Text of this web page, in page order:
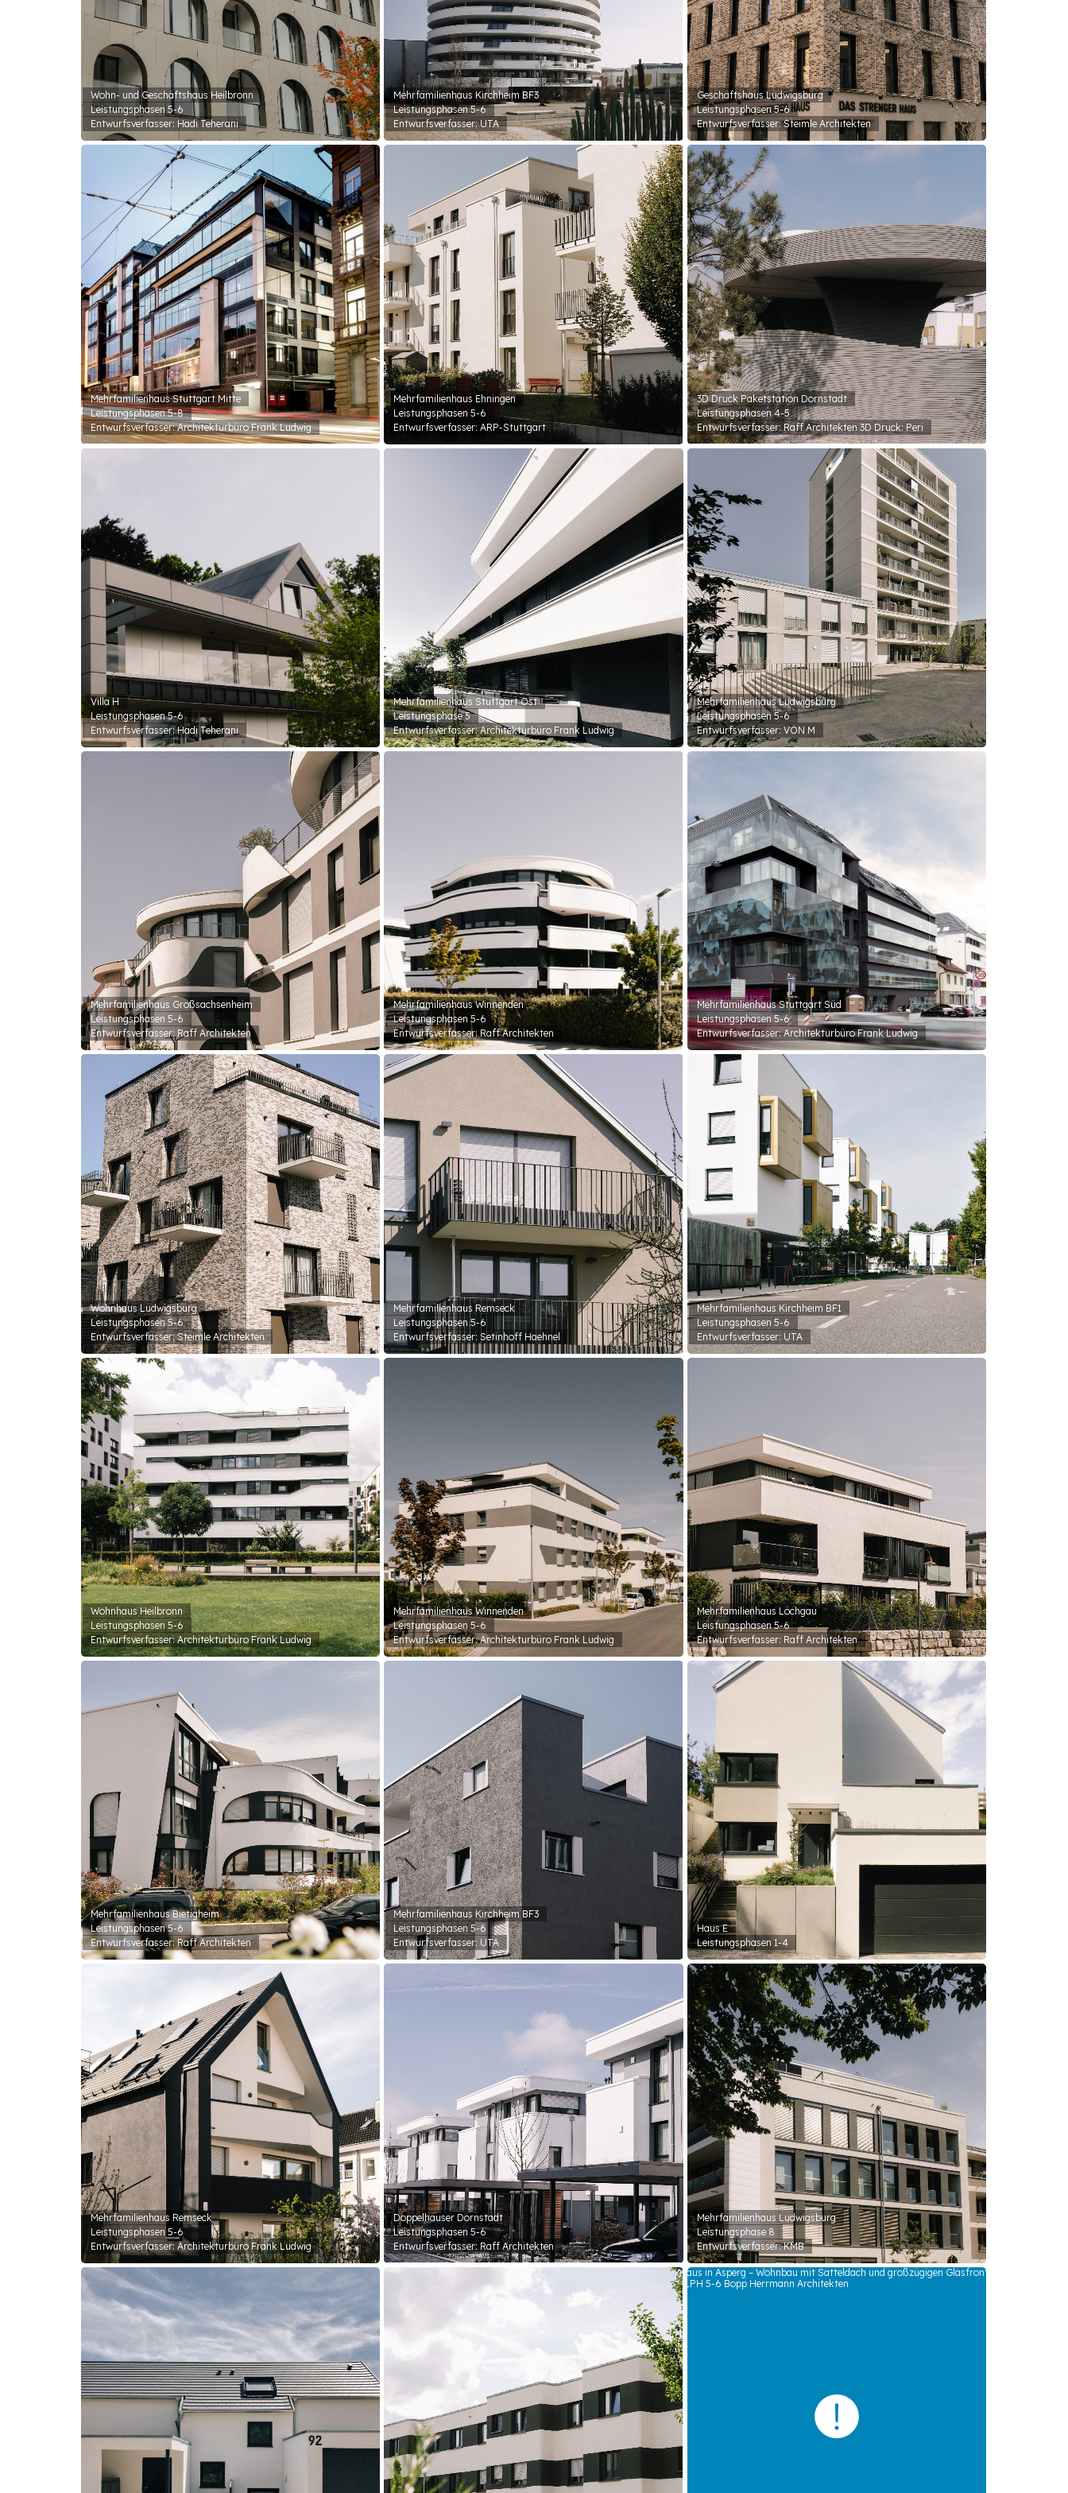
Wohn- und Geschäftshaus Heilbronn
Leistungsphasen 5-6
Entwurfsverfasser: Hadi Teherani
Mehrfamilienhaus Kirchheim BF3
Leistungsphasen 5-6
Entwurfsverfasser: UTA
Geschäftshaus Ludwigsburg
Leistungsphasen 5-6
Entwurfsverfasser: Steimle Architekten
Mehrfamilienhaus Stuttgart Mitte
Leistungsphasen 5-8
Entwurfsverfasser: Architekturbüro Frank Ludwig
Mehrfamilienhaus Ehningen
Leistungsphasen 5-6
Entwurfsverfasser: ARP-Stuttgart
3D Druck Paketstation Dornstadt
Leistungsphasen 4-5
Entwurfsverfasser: Raff Architekten 3D Druck: Peri
Villa H
Leistungsphasen 5-6
Entwurfsverfasser: Hadi Teherani
Mehrfamilienhaus Stuttgart Ost
Leistungsphase 5
Entwurfsverfasser: Architekturbüro Frank Ludwig
Mehrfamilienhaus Ludwigsburg
Leistungsphasen 5-6
Entwurfsverfasser: VON M
Mehrfamilienhaus Großsachsenheim
Leistungsphasen 5-6
Entwurfsverfasser: Raff Architekten
Mehrfamilienhaus Winnenden
Leistungsphasen 5-6
Entwurfsverfasser: Raff Architekten
Mehrfamilienhaus Stuttgart Süd
Leistungsphasen 5-6
Entwurfsverfasser: Architekturbüro Frank Ludwig
Wohnhaus Ludwigsburg
Leistungsphasen 5-6
Entwurfsverfasser: Steimle Architekten
Mehrfamilienhaus Remseck
Leistungsphasen 5-6
Entwurfsverfasser: Setinhoff Haehnel
Mehrfamilienhaus Kirchheim BF1
Leistungsphasen 5-6
Entwurfsverfasser: UTA
Wohnhaus Heilbronn
Leistungsphasen 5-6
Entwurfsverfasser: Architekturbüro Frank Ludwig
Mehrfamilienhaus Winnenden
Leistungsphasen 5-6
Entwurfsverfasser: Architekturbüro Frank Ludwig
Mehrfamilienhaus Löchgau
Leistungsphasen 5-6
Entwurfsverfasser: Raff Architekten
Mehrfamilienhaus Bietigheim
Leistungsphasen 5-6
Entwurfsverfasser: Raff Architekten
Mehrfamilienhaus Kirchheim BF3
Leistungsphasen 5-6
Entwurfsverfasser: UTA
Haus E
Leistungsphasen 1-4
Mehrfamilienhaus Remseck
Leistungsphasen 5-6
Entwurfsverfasser: Architekturbüro Frank Ludwig
Doppelhäuser Dornstadt
Leistungsphasen 5-6
Entwurfsverfasser: Raff Architekten
Mehrfamilienhaus Ludwigsburg
Leistungsphase 8
Entwurfsverfasser: KMB